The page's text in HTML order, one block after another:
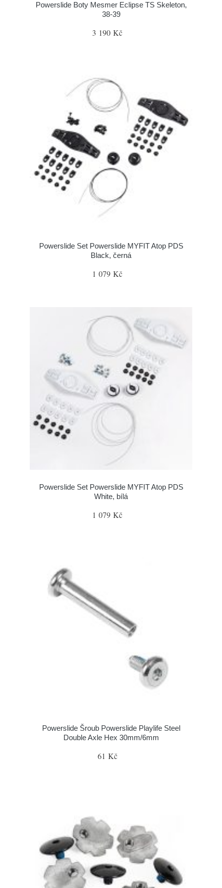
Powerslide Boty Mesmer Eclipse TS Skeleton,
38-39
3 190 Kč
Powerslide Set Powerslide MYFIT Atop PDS
Black, černá
1 079 Kč
Powerslide Set Powerslide MYFIT Atop PDS
White, bílá
1 079 Kč
Powerslide Šroub Powerslide Playlife Steel
Double Axle Hex 30mm/6mm
61 Kč